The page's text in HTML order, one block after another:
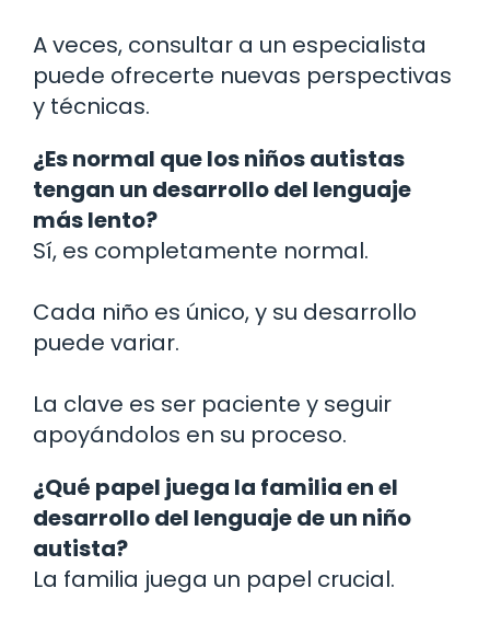
A veces, consultar a un especialista
puede ofrecerte nuevas perspectivas
y técnicas.
¿Es normal que los niños autistas
tengan un desarrollo del lenguaje
más lento?
Sí, es completamente normal.
Cada niño es único, y su desarrollo
puede variar.
La clave es ser paciente y seguir
apoyándolos en su proceso.
¿Qué papel juega la familia en el
desarrollo del lenguaje de un niño
autista?
La familia juega un papel crucial.